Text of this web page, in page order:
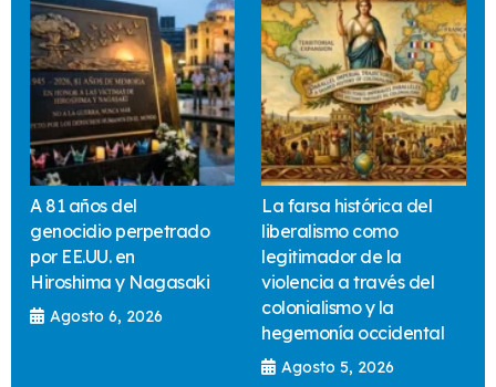
A 81 años del
genocidio perpetrado
por EE.UU. en
Hiroshima y Nagasaki
Agosto 6, 2026
La farsa histórica del
liberalismo como
legitimador de la
violencia a través del
colonialismo y la
hegemonía occidental
Agosto 5, 2026